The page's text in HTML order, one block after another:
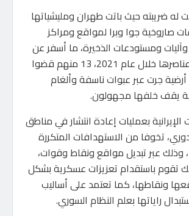
له ضريبته حيث باتت طهران ومليشياتها
صاروخية جوا وبرا لمواقع ومراكز
ومستودعات الذخيرة، ما أسفر عن
مقتل 161 من عناصرها خلال عام 2021، 13 منهم قضوا
جرت عبر عبوات ناسفة وألغام
يقف خلفها مجهولون.
بعمليات إعادة انتشار في مناطق
تخوفا من الاستهدافات المتكررة
وذلك عبر تبديل مواقع ونقاط وقوات،
تقوم باستقدام تعزيزات عسكرية بشكل
ونقاطها، كما تعتمد على أساليب
راياتها بعلم النظام السوري.